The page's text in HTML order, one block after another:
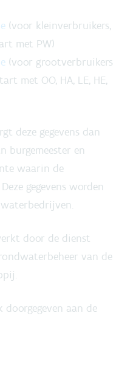
(voor kleinverbruikers,
met PW)
(voor grootverbruikers
met OO, HA, LE, HE,
deze gegevens dan
burgemeester en
waarin de
gegevens worden
door de dienst
van de
doorgegeven aan de